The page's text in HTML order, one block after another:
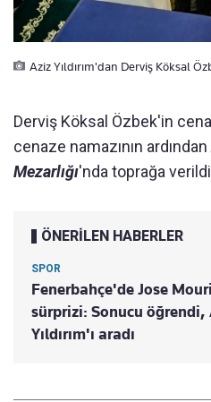
Aziz Yıldırım'dan Derviş Köksal
Derviş Köksal Özbek'in
cenaze namazının ardından
Mezarlığı'nda toprağa
ÖNERİLEN HABERLER
SPOR
Fenerbahçe'de Jose
sürprizi: Sonucu öğrendi,
Yıldırım'ı aradı